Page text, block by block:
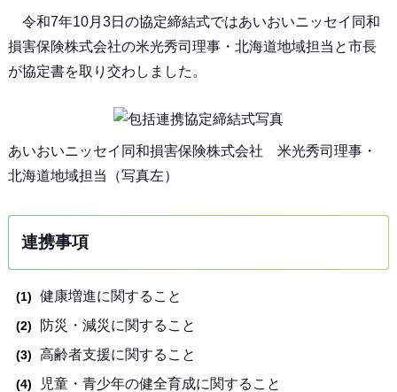
令和7年10月3日の協定締結式ではあいおいニッセイ同和
損害保険株式会社の米光秀司理事・北海道地域担当と市長
が協定書を取り交わしました。
あいおいニッセイ同和損害保険株式会社 米光秀司理事・
北海道地域担当（写真左）
連携事項
健康増進に関すること
防災・減災に関すること
高齢者支援に関すること
児童・青少年の健全育成に関すること